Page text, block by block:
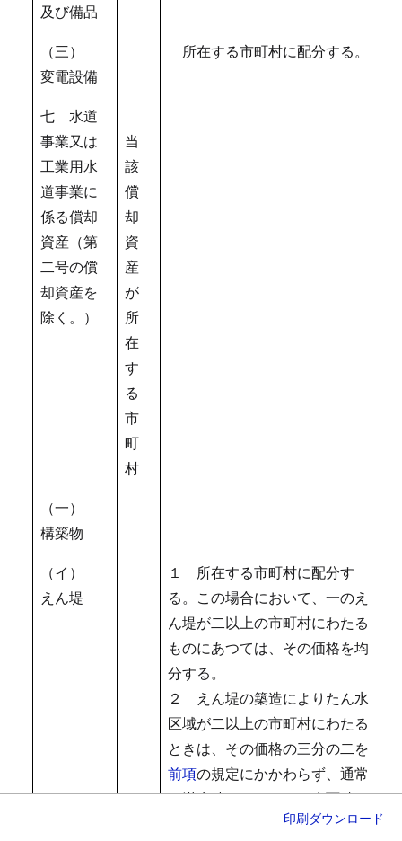
及び備品
（三）
変電設備
所在する市町村に配分する。
七 水道
事業又は
工業用水
道事業に
係る償却
資産（第
二号の償
却資産を
除く。）
当
該
償
却
資
産
が
所
在
す
る
市
町
村
（一）
構築物
（イ）
えん堤
１ 所在する市町村に配分す
る。この場合において、一のえ
ん堤が二以上の市町村にわたる
ものにあつては、その価格を均
分する。
２ えん堤の築造によりたん水
区域が二以上の市町村にわたる
ときは、その価格の三分の二を
前項の規定にかかわらず、通常
の満水時におけるたん水面積に
あん分してその市町村に配分
印刷ダウンロード